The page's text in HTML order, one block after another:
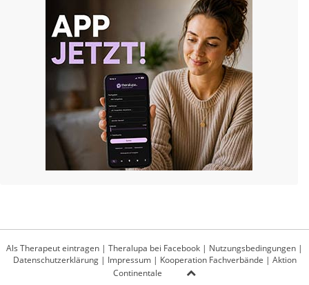
Als Therapeut eintragen | Theralupa bei Facebook | Nutzungsbedingungen |
Datenschutzerklärung| Impressum| Kooperation Fachverbände | Aktion
Continentale